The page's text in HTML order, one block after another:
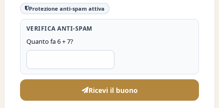
Protezione anti-spam attiva
VERIFICA ANTI-SPAM
Quanto fa 6 + 7?
Ricevi il buono